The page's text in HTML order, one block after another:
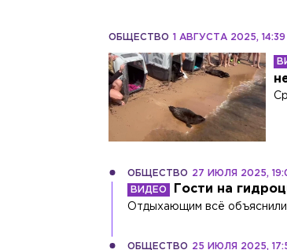
ОБЩЕСТВО 1 АВГУСТА 2025, 14:39
ОБЩЕСТВО 27 ИЮЛЯ 2025,
Гости на
Отдыхающим всё
ОБЩЕСТВО 25 ИЮЛЯ 2025,